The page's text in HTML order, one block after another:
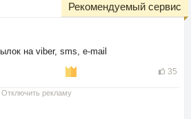
на viber, sms, e-mail
35
Рекомендуемый сервис
Отключить рекламу